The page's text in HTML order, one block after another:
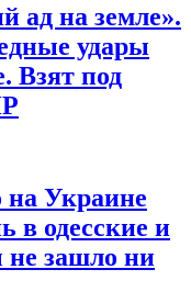
ад на земле».
удары
Взят под
на Украине
в одесские и
не зашло ни